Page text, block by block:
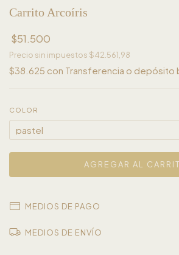
Carrito Arcoíris
$51.500
Precio sin impuestos $42.561,98
$38.625 con Transferencia o depósito
COLOR
MEDIOS DE PAGO
MEDIOS DE ENVÍO